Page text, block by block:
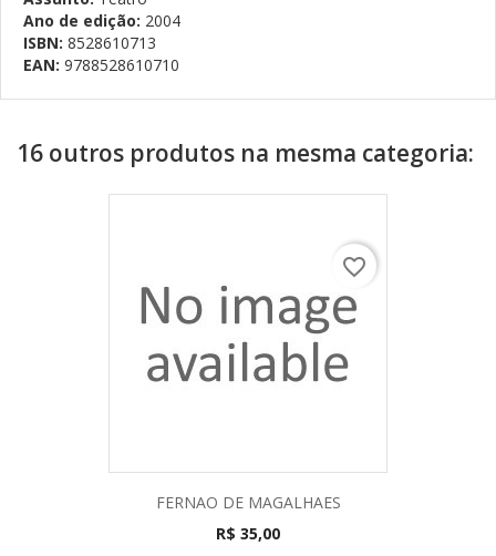
Ano de edição: 2004
ISBN: 8528610713
EAN: 9788528610710
16 outros produtos na mesma categoria:
FERNAO DE MAGALHAES
R$ 35,00
favorite_border